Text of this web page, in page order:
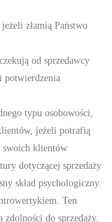
złamią Państwo
od sprzedawcy
potwierdzenia
typu osobowości,
jeżeli potrafią
swoich klientów
dotyczącej sprzedaży
skład psychologiczny.
Ten
zdolności do sprzedaży.